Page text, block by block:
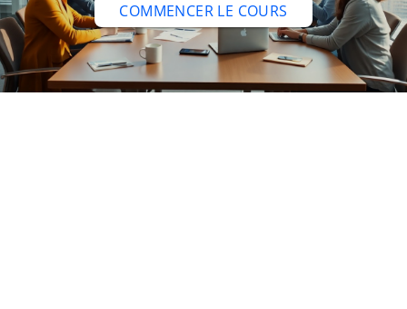
COMMENCER LE COURS